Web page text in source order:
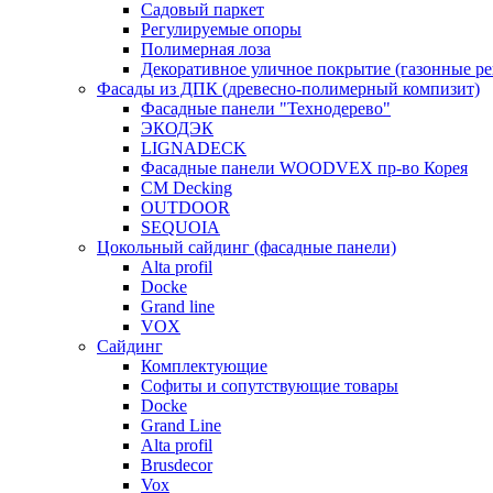
Садовый паркет
Регулируемые опоры
Полимерная лоза
Декоративное уличное покрытие (газонные
Фасады из ДПК (древесно-полимерный компизит)
Фасадные панели "Технодерево"
ЭКОДЭК
LIGNADECK
Фасадные панели WOODVEX пр-во Корея
CM Decking
OUTDOOR
SEQUOIA
Цокольный сайдинг (фасадные панели)
Alta profil
Docke
Grand line
VOX
Сайдинг
Комплектующие
Софиты и сопутствующие товары
Docke
Grand Line
Alta profil
Brusdecor
Vox